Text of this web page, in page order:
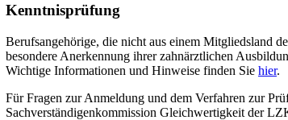
Kenntnisprüfung
Berufsangehörige, die nicht aus einem Mitgliedsland
besondere Anerkennung ihrer zahnärztlichen
Wichtige Informationen und Hinweise finden Sie hier.
Für Fragen zur Anmeldung und dem Verfahren zur
Sachverständigenkommission Gleichwertigkeit der